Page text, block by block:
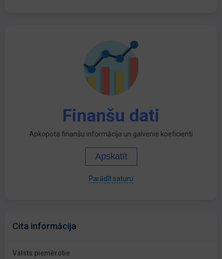
Finanšu dati
Apkopota finanšu informācija un galvenie koeficienti
Apskatīt
Parādīt saturu
Cita informācija
Valsts piemērotie